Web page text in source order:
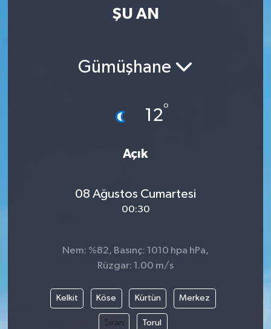
ŞU AN
Gümüşhane
12°
Açık
08 Ağustos Cumartesi
00:30
Nem: %82, Basınç: 1010 hpa hPa,
Rüzgar: 1.00 m/s
Kelkit Köse Kürtün Merkez
Şiran Torul